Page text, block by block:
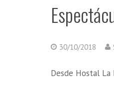
30/10/2018
Desde Hostal